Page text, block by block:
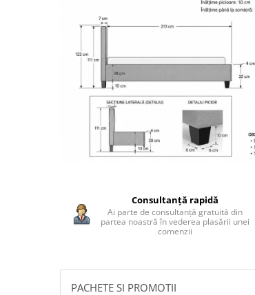
Consultanță rapidă
Ai parte de consultanță gratuită din
partea noastră în vederea plasării unei
comenzii
PACHETE SI PROMOTII